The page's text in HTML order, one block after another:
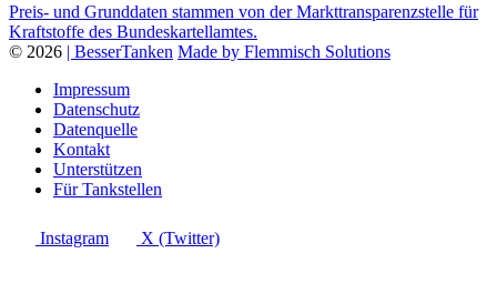
Preis- und Grunddaten stammen von der Markttransparenzstelle für
Kraftstoffe des Bundeskartellamtes.
© 2026 | BesserTanken Made by Flemmisch Solutions
Impressum
Datenschutz
Datenquelle
Kontakt
Unterstützen
Für Tankstellen
Instagram X (Twitter)